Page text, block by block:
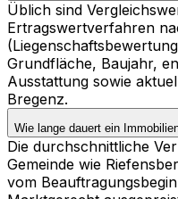
Üblich sind
Ertragswertverfahren
Grundfläche, Baujahr,
Ausstattung sowie
Bregenz.
Wie lange dauert ein
Die durchschnittliche
Gemeinde wie
vom